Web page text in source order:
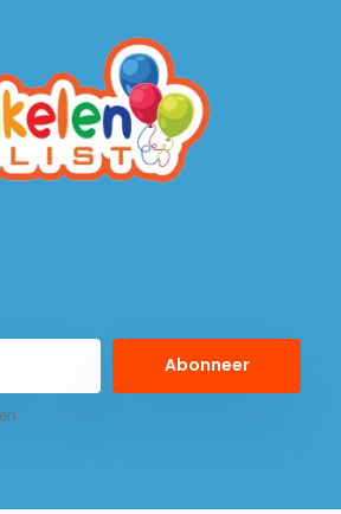
Abonneer